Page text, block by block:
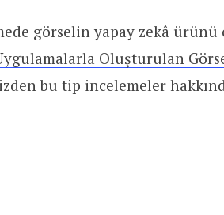
görselin yapay zekâ
Oluşturulan
bu tip incelemeler